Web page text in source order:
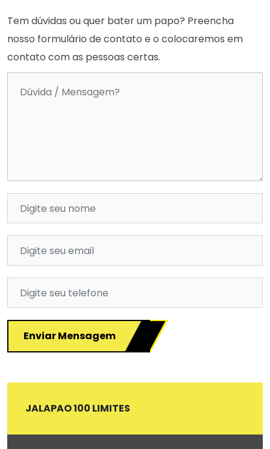
Tem dúvidas ou quer bater um papo? Preencha
nosso formulário de contato e o colocaremos em
contato com as pessoas certas.
Enviar Mensagem
JALAPAO 100 LIMITES